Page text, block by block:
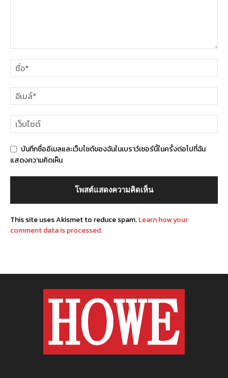
บันทึกชื่ออีเมลและเว็บไซต์ของฉันในเบราว์เซอร์นี้ในครั้งต่อไปที่ฉัน
แสดงความคิดเห็น
This site uses Akismet to reduce spam.Learn how your
comment data is processed.